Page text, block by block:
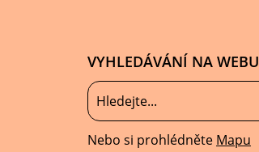
VYHLEDÁVÁNÍ NA WEBU
Nebo si prohlédněte Mapu